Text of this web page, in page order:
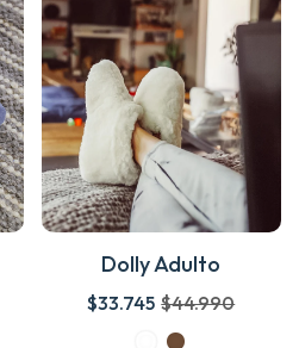
Dolly Adulto
$33.745 $44.990